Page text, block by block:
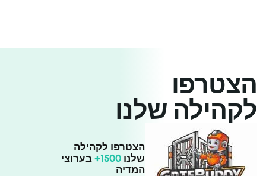
הצטרפו
לקהילה שלנו
הצטרפו לקהילה
שלנו 1500+
בערוצי
המדיה